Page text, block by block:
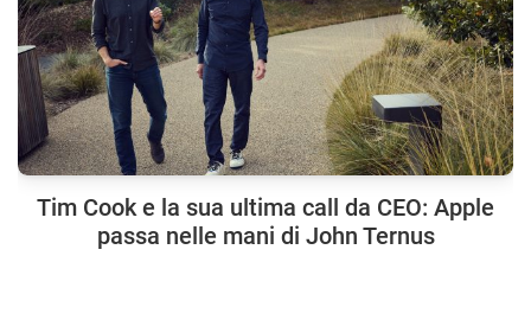
Tim Cook e la sua ultima call da CEO: Apple
passa nelle mani di John Ternus